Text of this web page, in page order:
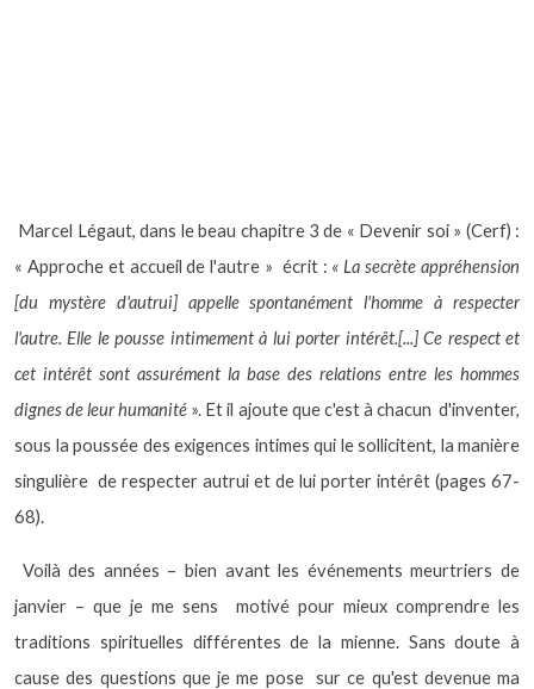
Marcel Légaut, dans le beau chapitre 3 de « Devenir soi » (Cerf) :
« Approche et accueil de l'autre » écrit : « La secrète appréhension
[du mystère d'autrui] appelle spontanément l'homme à respecter
l'autre. Elle le pousse intimement à lui porter intérêt.[...] Ce respect et
cet intérêt sont assurément la base des relations entre les hommes
dignes de leur humanité ». Et il ajoute que c'est à chacun d'inventer,
sous la poussée des exigences intimes qui le sollicitent, la manière
singulière de respecter autrui et de lui porter intérêt (pages 67-
68).
Voilà des années – bien avant les événements meurtriers de
janvier – que je me sens
motivé pour mieux comprendre les
traditions spirituelles différentes de la mienne. Sans doute à
cause des questions que je me pose
sur ce qu'est devenue ma